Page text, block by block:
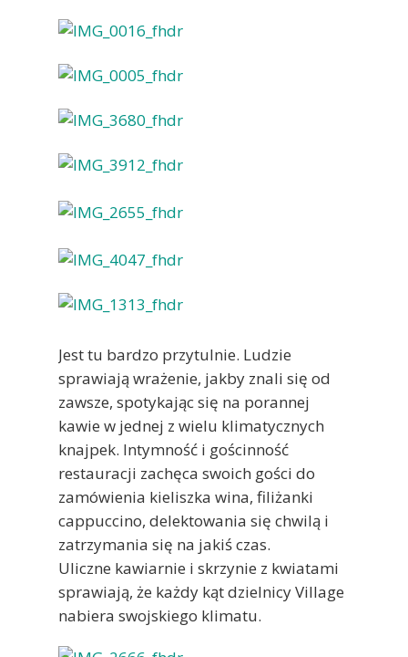
Jest tu bardzo przytulnie. Ludzie
sprawiają wrażenie, jakby znali się od
zawsze, spotykając się na porannej
kawie w jednej z wielu klimatycznych
knajpek. Intymność i gościnność
restauracji zachęca swoich gości do
zamówienia kieliszka wina, filiżanki
cappuccino, delektowania się chwilą i
zatrzymania się na jakiś czas.
Uliczne kawiarnie i skrzynie z kwiatami
sprawiają, że każdy kąt dzielnicy Village
nabiera swojskiego klimatu.